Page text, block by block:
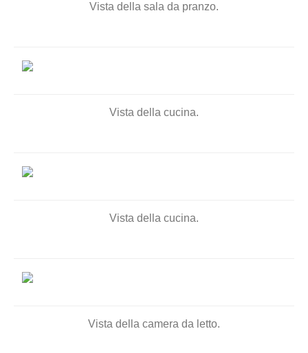
Vista della sala da pranzo.
Vista della cucina.
Vista della cucina.
Vista della camera da letto.